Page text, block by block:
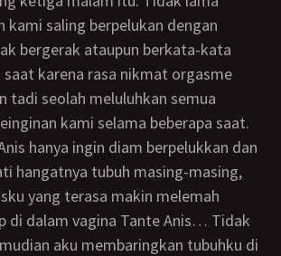
kami saling berpelukan dengan
bergerak ataupun berkata-kata
saat karena rasa nikmat orgasme
tadi seolah meluluhkan semua
kami selama beberapa saat.
hangatnya tubuh masing-masing,
yang terasa makin melemah
di dalam vagina Tante Anis… Tidak
aku membaringkan tubuhku di